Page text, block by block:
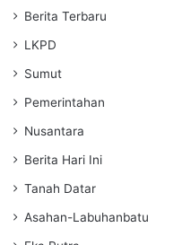
Berita Terbaru
LKPD
Sumut
Pemerintahan
Nusantara
Berita Hari Ini
Tanah Datar
Asahan-Labuhanbatu